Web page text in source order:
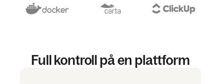
Full kontroll på en plattform